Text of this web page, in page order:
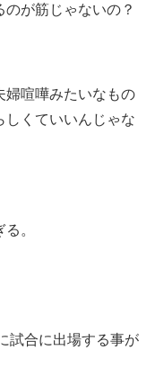
が筋じゃないの？
婦喧嘩みたいなもの
しくていいんじゃな
。
試合に出場する事が